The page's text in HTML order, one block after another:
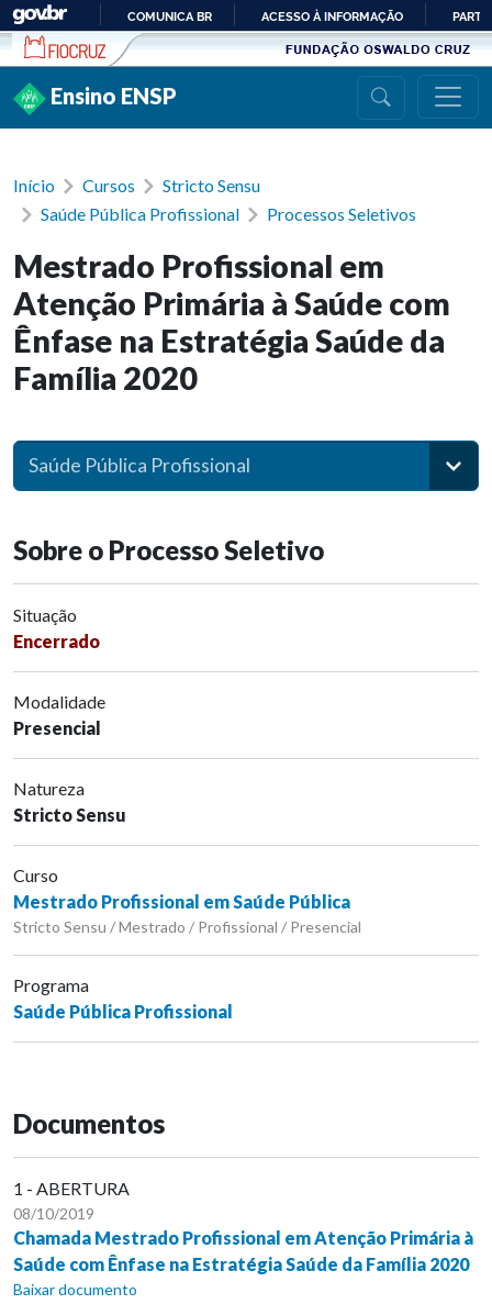
Ir para conteúdo
PARA
COMUNICA BR ACESSO À INFORMAÇÃO
Ensino ENSP
Início Cursos
Stricto Sensu
Saúde Pública Profissional
Processos Seletivos
Mestrado Profissional em
Atenção Primária à Saúde com
Ênfase na Estratégia Saúde da
Família 2020
Saúde Pública Profissional
Sobre o Processo Seletivo
Situação
Encerrado
Modalidade
Presencial
Natureza
Stricto Sensu
Curso
Mestrado Profissional em Saúde Pública
Stricto Sensu / Mestrado / Profissional / Presencial
Programa
Saúde Pública Profissional
Documentos
1 - ABERTURA
08/10/2019
Chamada Mestrado Profissional em Atenção Primária à
Saúde com Ênfase na Estratégia Saúde da Família 2020
Baixar documento